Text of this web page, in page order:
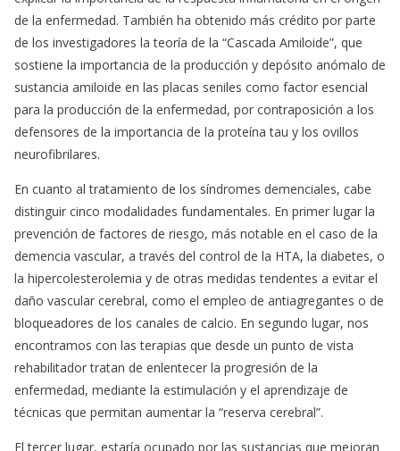
de la enfermedad. También ha obtenido más crédito por parte
de los investigadores la teoría de la “Cascada Amiloide”, que
sostiene la importancia de la producción y depósito anómalo de
sustancia amiloide en las placas seniles como factor esencial
para la producción de la enfermedad, por contraposición a los
defensores de la importancia de la proteína tau y los ovillos
neurofibrilares.
En cuanto al tratamiento de los síndromes demenciales, cabe
distinguir cinco modalidades fundamentales. En primer lugar la
prevención de factores de riesgo, más notable en el caso de la
demencia vascular, a través del control de la HTA, la diabetes, o
la hipercolesterolemia y de otras medidas tendentes a evitar el
daño vascular cerebral, como el empleo de antiagregantes o de
bloqueadores de los canales de calcio. En segundo lugar, nos
encontramos con las terapias que desde un punto de vista
rehabilitador tratan de enlentecer la progresión de la
enfermedad, mediante la estimulación y el aprendizaje de
técnicas que permitan aumentar la “reserva cerebral”.
El tercer lugar, estaría ocupado por las sustancias que mejoran